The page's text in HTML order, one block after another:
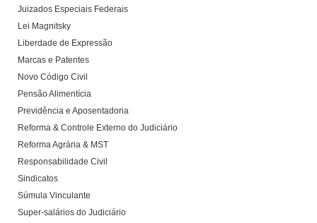
Juizados Especiais Federais
Lei Magnitsky
Liberdade de Expressão
Marcas e Patentes
Novo Código Civil
Pensão Alimentícia
Previdência e Aposentadoria
Reforma & Controle Externo do Judiciário
Reforma Agrária & MST
Responsabilidade Civil
Sindicatos
Súmula Vinculante
Super-salários do Judiciário